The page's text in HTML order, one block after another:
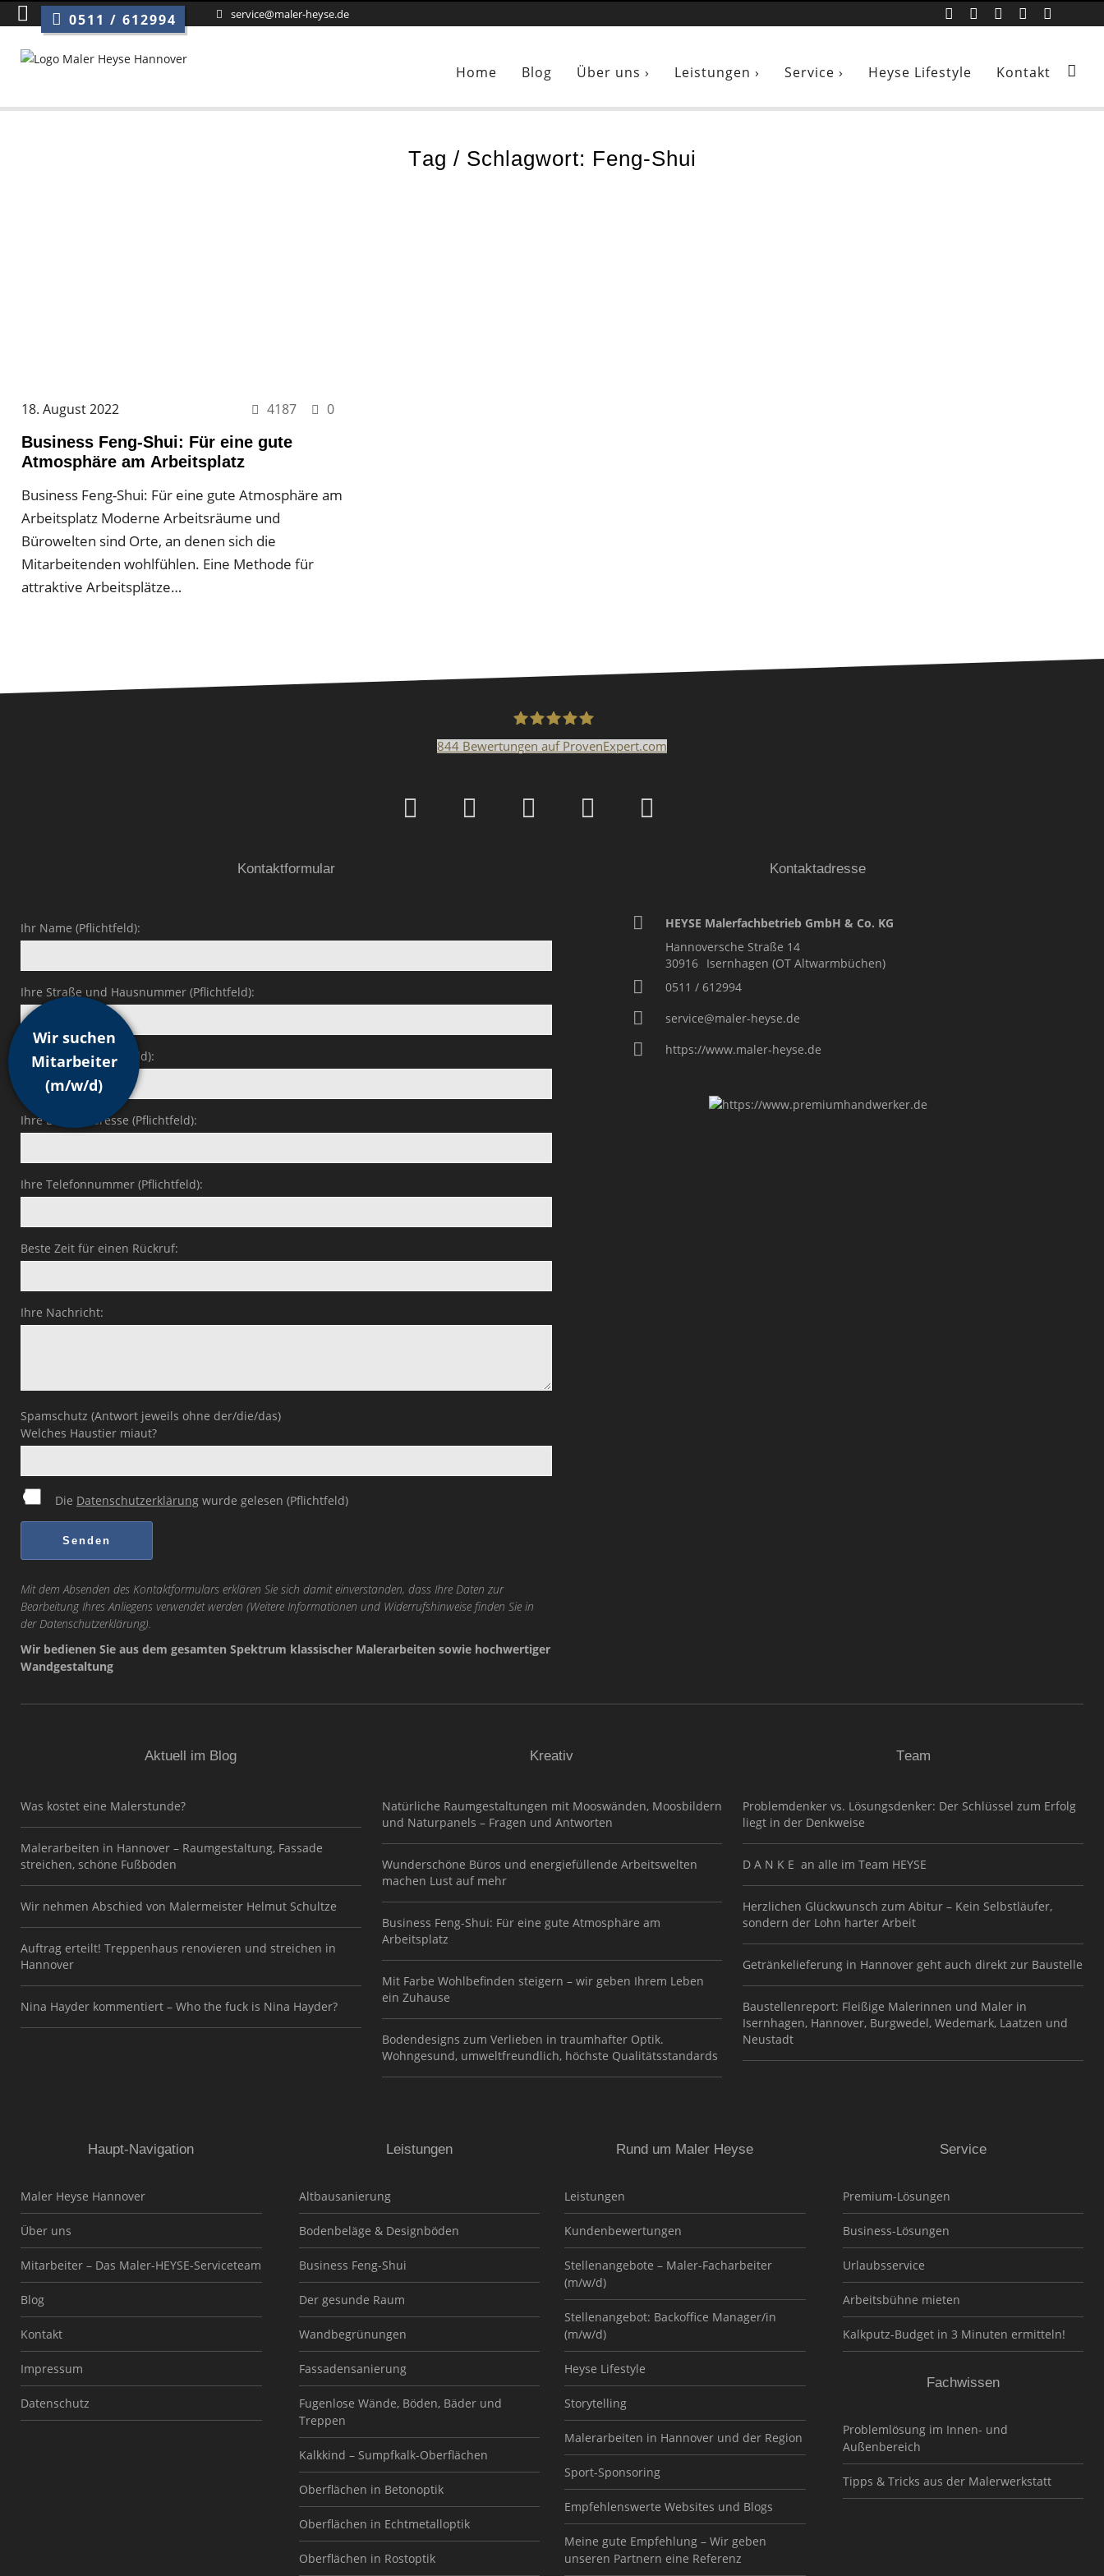
Sie sind hier:
0511 / 612994 service@maler-heyse.de
Home Blog Über uns › Leistungen › Service › Heyse Lifestyle Kontakt
Tag / Schlagwort: Feng-Shui
18. August 2022 4187
0
Business Feng-Shui: Für eine gute
Atmosphäre am Arbeitsplatz
Business Feng-Shui: Für eine gute Atmosphäre am
Arbeitsplatz Moderne Arbeitsräume und
Bürowelten sind Orte, an denen sich die
Mitarbeitenden wohlfühlen. Eine Methode für
attraktive Arbeitsplätze…
Wir suchen
Mitarbeiter
(m/w/d)
844 Bewertungen auf ProvenExpert.com
Kontaktformular
Ihr Name (Pflichtfeld):
Ihre Straße und Hausnummer (Pflichtfeld):
PLZ und Ort (Pflichtfeld):
Ihre E-Mail-Adresse (Pflichtfeld):
Ihre Telefonnummer (Pflichtfeld):
Beste Zeit für einen Rückruf:
Ihre Nachricht:
Spamschutz (Antwort jeweils ohne der/die/das)
Welches Haustier miaut?
Die Datenschutzerklärung wurde gelesen (Pflichtfeld)
Mit dem Absenden des Kontaktformulars erklären Sie sich damit einverstanden, dass Ihre Daten zur
Bearbeitung Ihres Anliegens verwendet werden (Weitere Informationen und Widerrufshinweise finden Sie in
der Datenschutzerklärung).
Wir bedienen Sie aus dem gesamten Spektrum klassischer Malerarbeiten sowie hochwertiger
Wandgestaltung
Kontaktadresse
HEYSE Malerfachbetrieb GmbH & Co. KG
Hannoversche Straße 14
30916 Isernhagen (OT Altwarmbüchen)
0511 / 612994
service@maler-heyse.de
https://www.maler-heyse.de
Aktuell im Blog
Was kostet eine Malerstunde?
Malerarbeiten in Hannover – Raumgestaltung, Fassade
streichen, schöne Fußböden
Wir nehmen Abschied von Malermeister Helmut Schultze
Auftrag erteilt! Treppenhaus renovieren und streichen in
Hannover
Nina Hayder kommentiert – Who the fuck is Nina Hayder?
Kreativ
Natürliche Raumgestaltungen mit Mooswänden, Moosbildern
und Naturpanels – Fragen und Antworten
Wunderschöne Büros und energiefüllende Arbeitswelten
machen Lust auf mehr
Business Feng-Shui: Für eine gute Atmosphäre am
Arbeitsplatz
Mit Farbe Wohlbefinden steigern – wir geben Ihrem Leben
ein Zuhause
Bodendesigns zum Verlieben in traumhafter Optik.
Wohngesund, umweltfreundlich, höchste Qualitätsstandards
Team
Problemdenker vs. Lösungsdenker: Der Schlüssel zum Erfolg
liegt in der Denkweise
D A N K E an alle im Team HEYSE
Herzlichen Glückwunsch zum Abitur – Kein Selbstläufer,
sondern der Lohn harter Arbeit
Getränkelieferung in Hannover geht auch direkt zur Baustelle
Baustellenreport: Fleißige Malerinnen und Maler in
Isernhagen, Hannover, Burgwedel, Wedemark, Laatzen und
Neustadt
Haupt-Navigation
Maler Heyse Hannover
Über uns
Mitarbeiter – Das Maler-HEYSE-Serviceteam
Blog
Kontakt
Impressum
Datenschutz
Leistungen
Altbausanierung
Bodenbeläge & Designböden
Business Feng-Shui
Der gesunde Raum
Wandbegrünungen
Fassadensanierung
Fugenlose Wände, Böden, Bäder und
Treppen
Kalkkind – Sumpfkalk-Oberflächen
Oberflächen in Betonoptik
Oberflächen in Echtmetalloptik
Oberflächen in Rostoptik
Rund um Maler Heyse
Leistungen
Kundenbewertungen
Stellenangebote – Maler-Facharbeiter
(m/w/d)
Stellenangebot: Backoffice Manager/in
(m/w/d)
Heyse Lifestyle
Storytelling
Malerarbeiten in Hannover und der Region
Sport-Sponsoring
Empfehlenswerte Websites und Blogs
Meine gute Empfehlung – Wir geben
unseren Partnern eine Referenz
Service
Premium-Lösungen
Business-Lösungen
Urlaubsservice
Arbeitsbühne mieten
Kalkputz-Budget in 3 Minuten ermitteln!
Fachwissen
Problemlösung im Innen- und
Außenbereich
Tipps & Tricks aus der Malerwerkstatt